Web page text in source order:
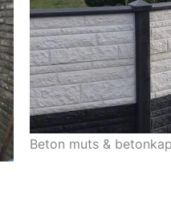
Beton muts & betonkap